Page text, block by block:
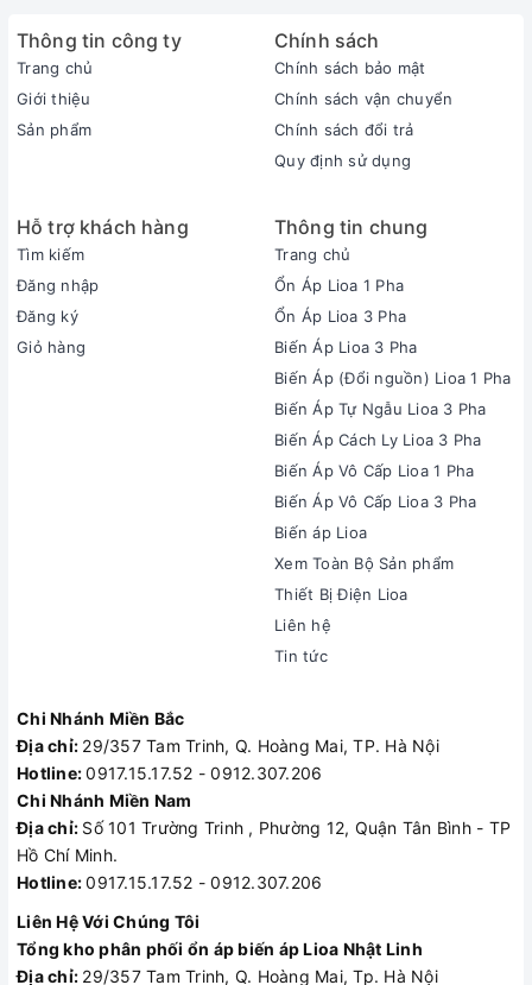
Thông tin công ty
Trang chủ
Giới thiệu
Sản phẩm
Chính sách
Chính sách bảo mật
Chính sách vận chuyển
Chính sách đổi trả
Quy định sử dụng
Hỗ trợ khách hàng
Tìm kiếm
Đăng nhập
Đăng ký
Giỏ hàng
Thông tin chung
Trang chủ
Ổn Áp Lioa 1 Pha
Ổn Áp Lioa 3 Pha
Biến Áp Lioa 3 Pha
Biến Áp (Đổi nguồn) Lioa 1 Pha
Biến Áp Tự Ngẫu Lioa 3 Pha
Biến Áp Cách Ly Lioa 3 Pha
Biến Áp Vô Cấp Lioa 1 Pha
Biến Áp Vô Cấp Lioa 3 Pha
Biến áp Lioa
Xem Toàn Bộ Sản phẩm
Thiết Bị Điện Lioa
Liên hệ
Tin tức
Chi Nhánh Miền Bắc
Địa chỉ: 29/357 Tam Trinh, Q. Hoàng Mai, TP. Hà Nội
Hotline:0917.15.17.52 - 0912.307.206
Chi Nhánh Miền Nam
Địa chỉ: Số 101 Trường Trinh , Phường 12, Quận Tân Bình - TP
Hồ Chí Minh.
Hotline:0917.15.17.52 - 0912.307.206
Liên Hệ Với Chúng Tôi
Tổng kho phân phối ổn áp biến áp Lioa Nhật Linh
Địa chỉ: 29/357 Tam Trinh, Q. Hoàng Mai, Tp. Hà Nội